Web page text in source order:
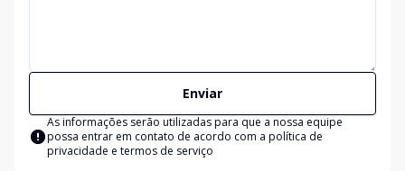
Enviar
As informações serão utilizadas para que a nossa equipe
possa entrar em contato de acordo com a política de
privacidade e termos de serviço